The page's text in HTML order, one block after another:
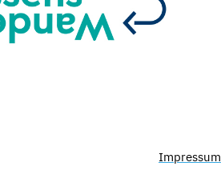
Impressum